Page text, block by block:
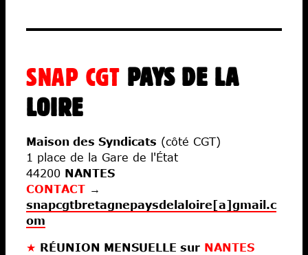
SNAP CGT PAYS DE LA
LOIRE
Maison des Syndicats (côté CGT)
1 place de la Gare de l'État
44200 NANTES
CONTACT →
snapcgtbretagnepaysdelaloire[a]gmail.c
om
★ RÉUNION MENSUELLE sur NANTES